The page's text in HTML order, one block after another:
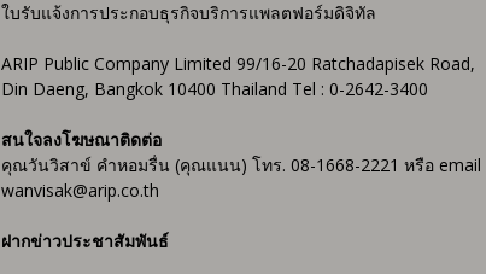
ใบรับแจ้งการประกอบธุรกิจบริการแพลตฟอร์มดิจิทัล
ARIP Public Company Limited 99/16-20 Ratchadapisek Road,
Din Daeng, Bangkok 10400 Thailand Tel : 0-2642-3400
สนใจลงโฆษณาติดต่อ
คุณวันวิสาข์ คำหอมรื่น (คุณแนน) โทร. 08-1668-2221 หรือ email
wanvisak@arip.co.th
ฝากข่าวประชาสัมพันธ์